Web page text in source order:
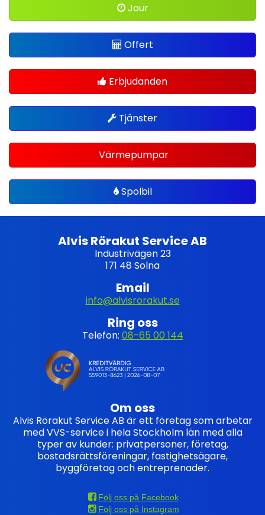
Jour
Offert
Erbjudanden
Tjänster
Värmepumpar
Spolbil
Alvis Rörakut Service AB
Industrivägen 23
171 48 Solna
Email
info@alvisrorakut.se
Ring oss
Telefon: 08-65 00 144
Om oss
Alvis Rörakut Service AB är ett företag som arbetar
med VVS-service i hela Stockholm län med alla
typer av kunder: privatpersoner, företag,
bostadsrättsföreningar, fastighetsägare,
byggföretag och entreprenader.
Följ oss på Facebook
Följ oss på Instagram